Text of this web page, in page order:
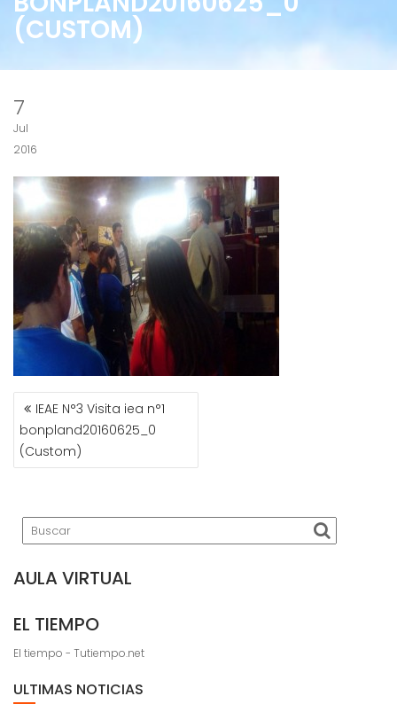
(CUSTOM)
7
Jul
2016
NAVEGACIÓN
DE
ENTRADAS
IEAE N°3 Visita iea n°1
bonpland20160625_0
(Custom)
AULA VIRTUAL
EL TIEMPO
El tiempo - Tutiempo.net
ULTIMAS NOTICIAS